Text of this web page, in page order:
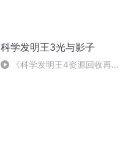
科学发明王3光与影子
《科学发明王4资源回收再利